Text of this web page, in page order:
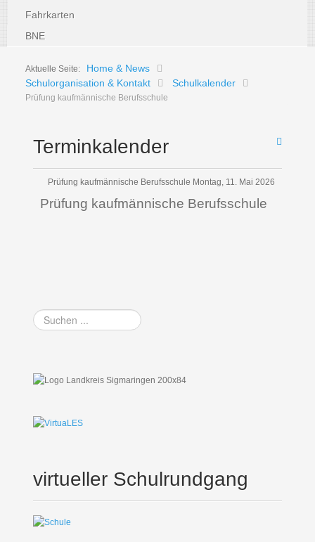
Fahrkarten
BNE
Aktuelle Seite:
Home & News
Schulorganisation & Kontakt
Schulkalender
Prüfung kaufmännische Berufsschule
Terminkalender
Prüfung kaufmännische Berufsschule Montag, 11. Mai 2026
Prüfung kaufmännische Berufsschule
Suchen
...
virtueller Schulrundgang